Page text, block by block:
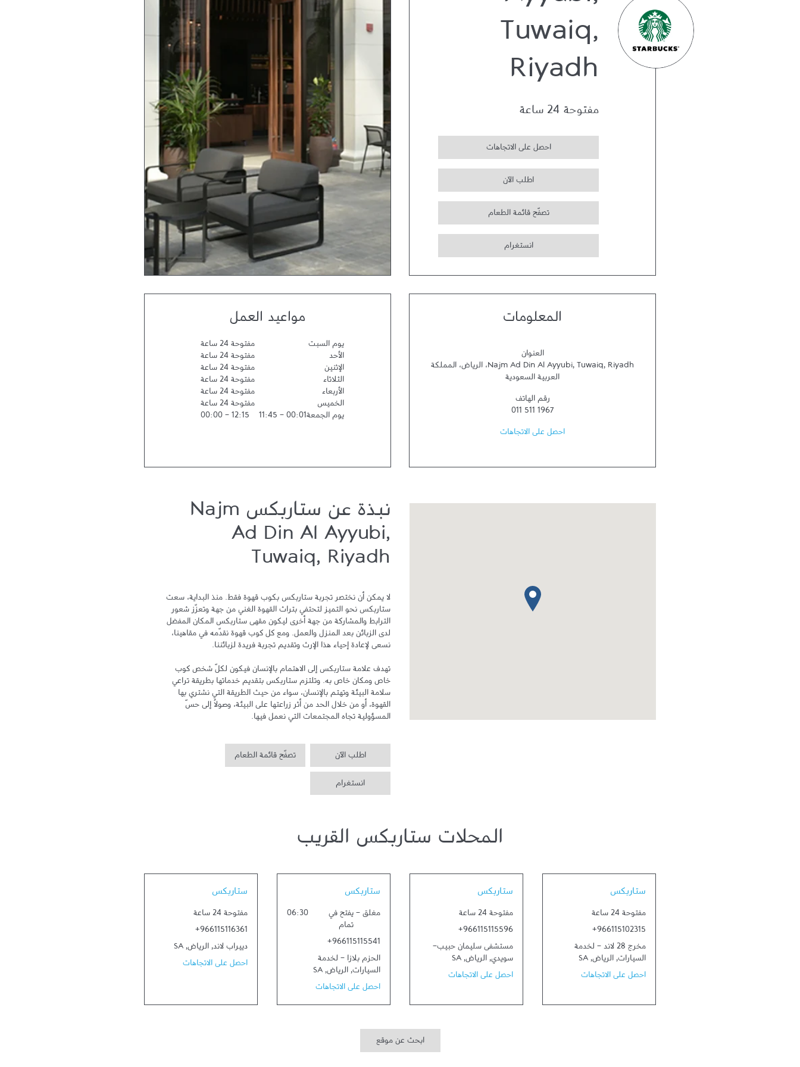
Tuwaiq,
Riyadh
مفتوحة 24 ساعة
احصل على الاتجاهات
اطلب الآن
تصفّح قائمة الطعام
انستغرام
المعلومات
العنوان
Najm Ad Din Al Ayyubi, Tuwaiq, Riyadh، الرياض، المملكة
العربية السعودية
رقم الهاتف
011 511 1967
احصل على الاتجاهات
مواعيد العمل
يوم السبت
مفتوحة 24 ساعة
الأحد
مفتوحة 24 ساعة
الإثنين
مفتوحة 24 ساعة
الثلاثاء
مفتوحة 24 ساعة
الأربعاء
مفتوحة 24 ساعة
الخميس
مفتوحة 24 ساعة
يوم الجمعة00:01
-
11:45
12:15
-
00:00
نبذة عن ستاربكس Najm
Ad Din Al Ayyubi,
Tuwaiq, Riyadh
ستاربكس نحو التميز لتحتفي بتراث القهوة الغني من جهة وتعزّز شعور
المسؤولية تجاه المجتمعات التي نعمل فيها.
اطلب الآن تصفّح قائمة الطعام
انستغرام
المحلات ستاربكس القريب
ستاربكس
مفتوحة 24 ساعة
+966115102315
مخرج 28 لاند - لخدمة
السيارات, الرياض,
SA
احصل على الاتجاهات
ستاربكس
مفتوحة 24 ساعة
+966115115596
مستشفى سليمان حبيب-
سويدي, الرياض,
SA
احصل على الاتجاهات
ستاربكس
مغلق - يفتح في
تمام
06:30
+966115115541
الحزم بلازا - لخدمة
السيارات, الرياض,
SA
احصل على الاتجاهات
ستاربكس
مفتوحة 24 ساعة
+966115116361
دييراب لاند, الرياض,
SA
احصل على الاتجاهات
ابحث عن موقع